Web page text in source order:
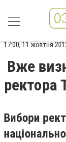
17:00, 11 жовтня
Вже
ректора
Вибори